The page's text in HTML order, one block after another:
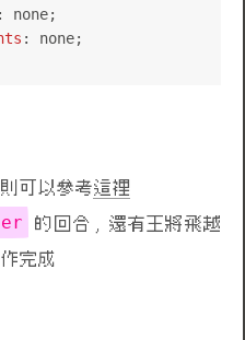
: none;
: none;
可以參考這裡
的回合 , 還有王將飛越
完成